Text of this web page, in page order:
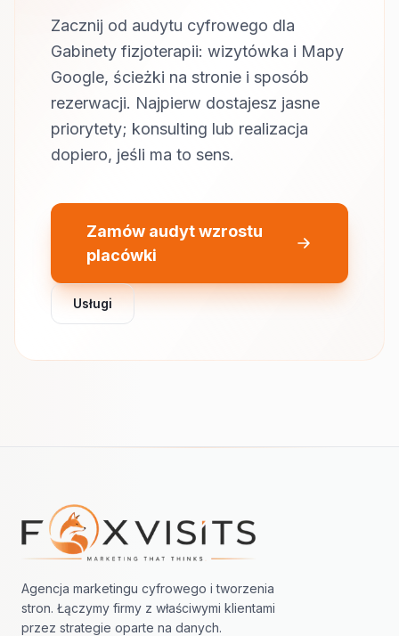
Zacznij od audytu cyfrowego dla
Gabinety fizjoterapii: wizytówka i Mapy
Google, ścieżki na stronie i sposób
rezerwacji. Najpierw dostajesz jasne
priorytety; konsulting lub realizacja
dopiero, jeśli ma to sens.
Zamów audyt wzrostu
placówki
Usługi
Nawigacja w stopce
Agencja marketingu cyfrowego i tworzenia
stron. Łączymy firmy z właściwymi klientami
przez strategie oparte na danych.